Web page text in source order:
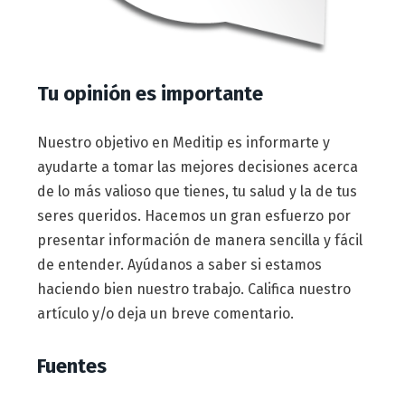
Tu opinión es importante
Nuestro objetivo en Meditip es informarte y
ayudarte a tomar las mejores decisiones acerca
de lo más valioso que tienes, tu salud y la de tus
seres queridos. Hacemos un gran esfuerzo por
presentar información de manera sencilla y fácil
de entender. Ayúdanos a saber si estamos
haciendo bien nuestro trabajo. Califica nuestro
artículo y/o deja un breve comentario.
Fuentes